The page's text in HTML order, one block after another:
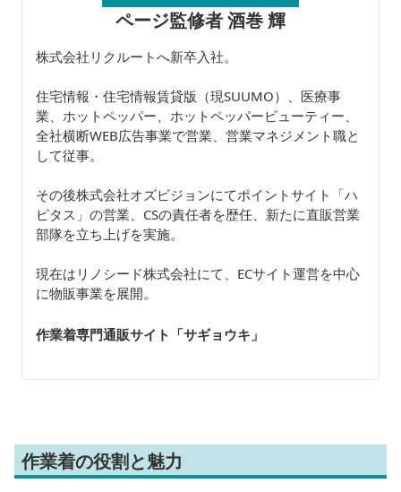
ページ監修者 酒巻 輝
株式会社リクルートへ新卒入社。
住宅情報・住宅情報賃貸版（現SUUMO）、医療事
業、ホットペッパー、ホットペッパービューティー、
全社横断WEB広告事業で営業、営業マネジメント職と
して従事。
その後株式会社オズビジョンにてポイントサイト「ハ
ピタス」の営業、CSの責任者を歴任、新たに直販営業
部隊を立ち上げを実施。
現在はリノシード株式会社にて、ECサイト運営を中心
に物販事業を展開。
作業着専門通販サイト「サギョウキ 」
作業着の役割と魅力